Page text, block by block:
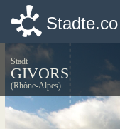
Stadte.co
Stadt
GIVORS
(Rhône-Alpes)
Stadte.co